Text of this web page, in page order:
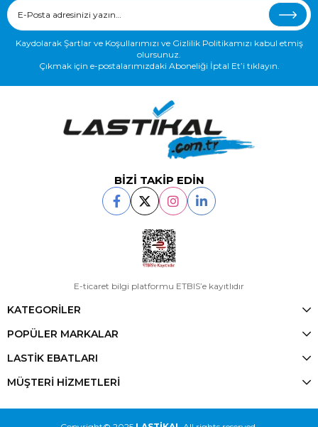
Kaydolarak Şartlar ve Koşullarımızı ve Gizlilik Politikamızı kabul etmiş
olursunuz.
Çıkmak için e-postalarımızdaki Aboneliği İptal Et’i tıklayın.
BİZİ TAKİP EDİN
E-ticaret bilgi platformu ETBIS’e kayıtlıdır
KATEGORİLER
POPÜLER MARKALAR
LASTİK EBATLARI
MÜŞTERİ HİZMETLERİ